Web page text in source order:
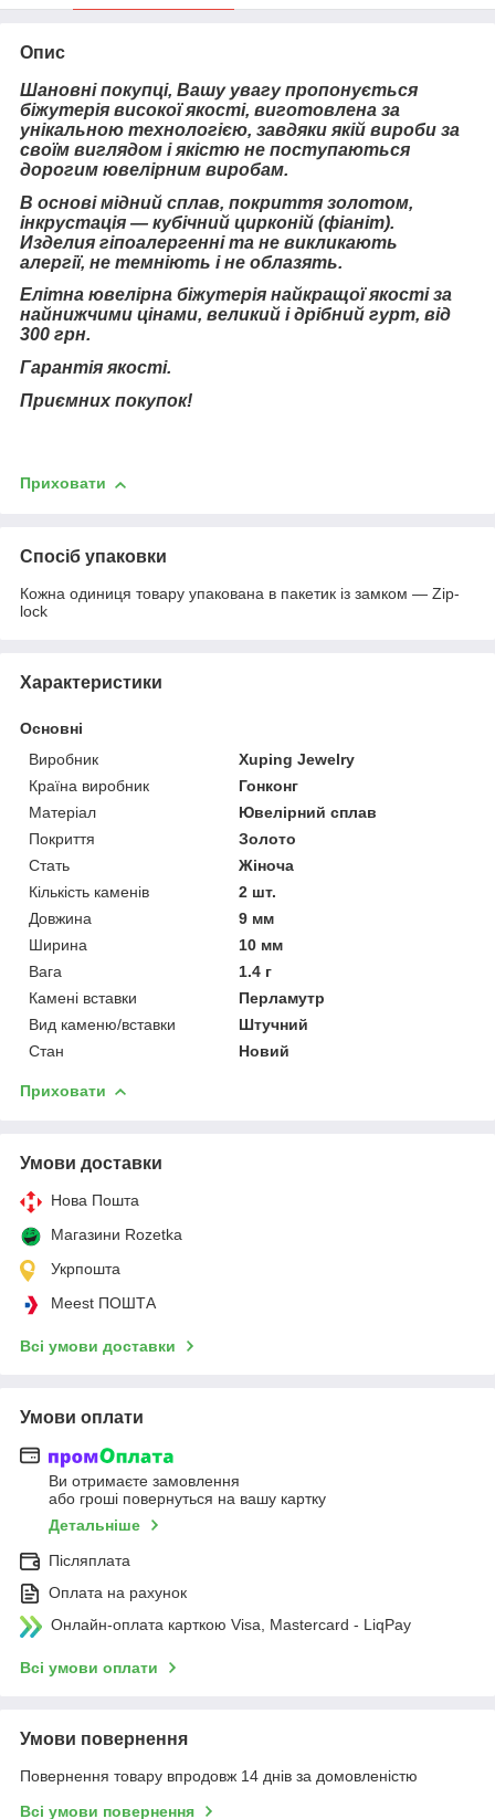
Опис
Шановні покупці, Вашу увагу пропонується
біжутерія високої якості, виготовлена за
унікальною технологією, завдяки якій вироби за
своїм виглядом і якістю не поступаються
дорогим ювелірним виробам.
В основі мідний сплав, покриття золотом,
інкрустація — кубічний цирконій (фіаніт).
Изделия гіпоалергенні та не викликають
алергії, не темніють і не облазять.
Елітна ювелірна біжутерія найкращої якості за
найнижчими цінами, великий і дрібний гурт, від
300 грн.
Гарантія якості.
Приємних покупок!
Приховати
Спосіб упаковки
Кожна одиниця товару упакована в пакетик із замком — Zip-
lock
Характеристики
Основні
Виробник
Xuping Jewelry
Країна виробник
Гонконг
Матеріал
Ювелірний сплав
Покриття
Золото
Стать
Жіноча
Кількість каменів
2 шт.
Довжина
9 мм
Ширина
10 мм
Вага
1.4 г
Камені вставки
Перламутр
Вид каменю/вставки
Штучний
Стан
Новий
Приховати
Умови доставки
Нова Пошта
Магазини Rozetka
Укрпошта
Meest ПОШТА
Всі умови доставки
Умови оплати
Ви отримаєте замовлення
або гроші повернуться на вашу картку
Детальніше
Післяплата
Оплата на рахунок
Онлайн-оплата карткою Visa, Mastercard - LiqPay
Всі умови оплати
Умови повернення
Повернення товару впродовж 14 днів за домовленістю
Всі умови повернення